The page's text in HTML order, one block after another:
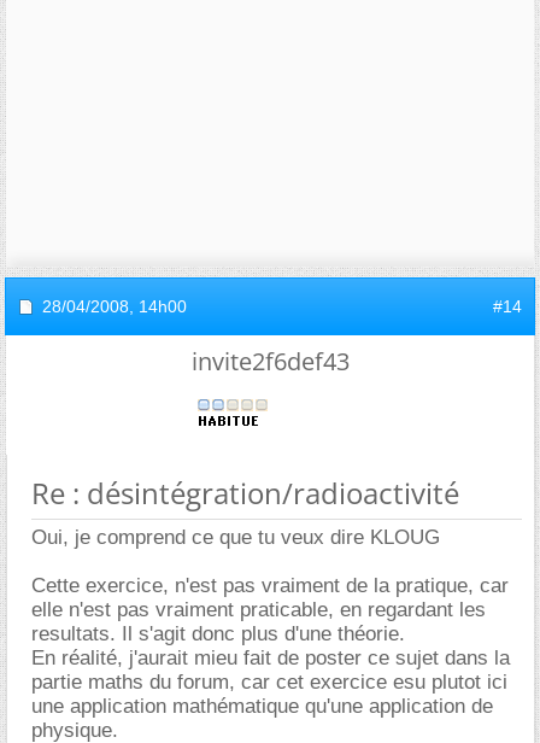
28/04/2008, 14h00 #14
invite2f6def43
Re : désintégration/radioactivité
Oui, je comprend ce que tu veux dire KLOUG
Cette exercice, n'est pas vraiment de la pratique, car
elle n'est pas vraiment praticable, en regardant les
resultats. Il s'agit donc plus d'une théorie.
En réalité, j'aurait mieu fait de poster ce sujet dans la
partie maths du forum, car cet exercice esu plutot ici
une application mathématique qu'une application de
physique.